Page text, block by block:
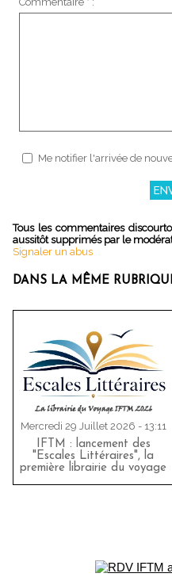
Me notifier l'arrivée de
Tous les commentaires
aussitôt supprimés par le
Signaler un abus
DANS LA MÊME
Mercredi 29 Juillet 2026 - 13:11
IFTM : lancement des
"Escales Littéraires", la
première librairie du voyage